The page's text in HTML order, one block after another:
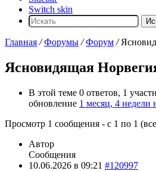
Switch skin
Главная / Форумы / Форум /
Ясновидящая
В этой теме 0 ответов, 1
обновление 1 месяц, 4 недели
Просмотр 1 сообщения - с 1 по 1
Автор
Сообщения
10.06.2026 в 09:21 #120997